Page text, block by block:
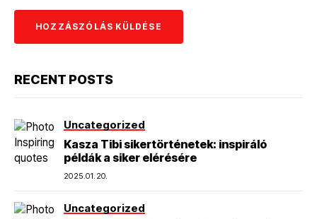
RECENT POSTS
Uncategorized
Kasza Tibi sikertörténetek: inspiráló
példák a siker elérésére
2025.01.20.
Uncategorized